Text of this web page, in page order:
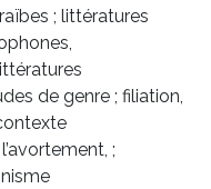
; littératures
de genre ; filiation,
;